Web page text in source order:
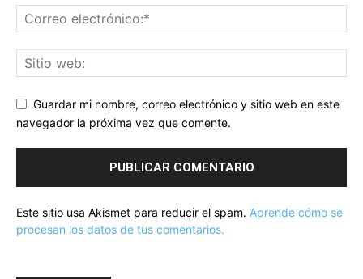
Guardar mi nombre, correo electrónico y sitio web en este
navegador la próxima vez que comente.
Este sitio usa Akismet para reducir el spam. Aprende cómo se
procesan los datos de tus comentarios.